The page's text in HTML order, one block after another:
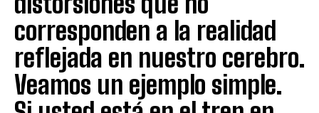
corresponden a la realidad
reflejada en nuestro cerebro.
Veamos un ejemplo simple.